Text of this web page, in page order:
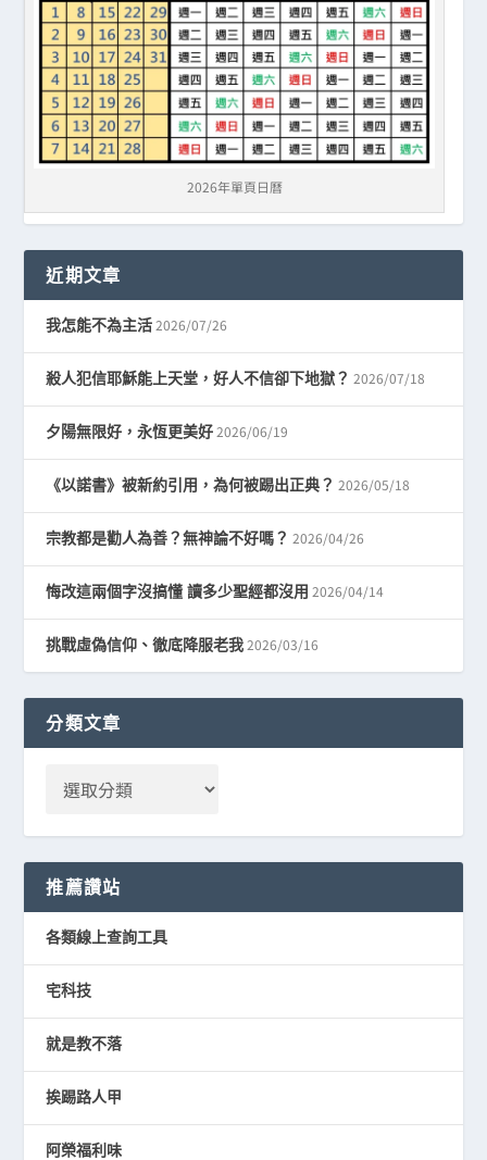
2026年單頁日曆
近期文章
我怎能不為主活 2026/07/26
殺人犯信耶穌能上天堂，好人不信卻下地獄？ 2026/07/18
夕陽無限好，永恆更美好 2026/06/19
《以諾書》被新約引用，為何被踢出正典？ 2026/05/18
宗教都是勸人為善？無神論不好嗎？ 2026/04/26
悔改這兩個字沒搞懂 讀多少聖經都沒用 2026/04/14
挑戰虛偽信仰、徹底降服老我 2026/03/16
分類文章
推薦讚站
各類線上查詢工具
宅科技
就是教不落
挨踢路人甲
阿榮福利味